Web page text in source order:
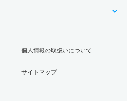
個人情報の取扱いについて
サイトマップ